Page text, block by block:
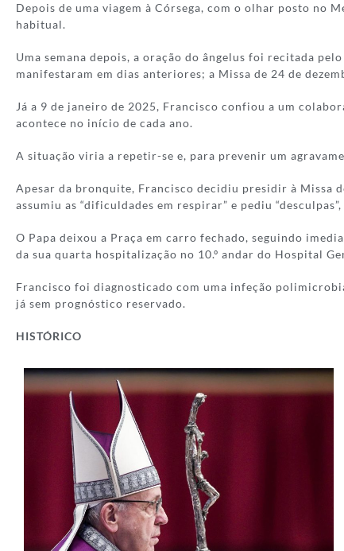
Depois de uma viagem à Córsega, com o olhar posto no
habitual.
Uma semana depois, a oração do ângelus foi recitada
manifestaram em dias anteriores; a Missa de 24 de
Já a 9 de janeiro de 2025, Francisco confiou a um
acontece no início de cada ano.
A situação viria a repetir-se e, para prevenir um
Apesar da bronquite, Francisco decidiu presidir à Missa
assumiu as “dificuldades em respirar” e pediu
O Papa deixou a Praça em carro fechado, seguindo
da sua quarta hospitalização no 10.º andar do Hospital
Francisco foi diagnosticado com uma infeção
já sem prognóstico reservado.
HISTÓRICO